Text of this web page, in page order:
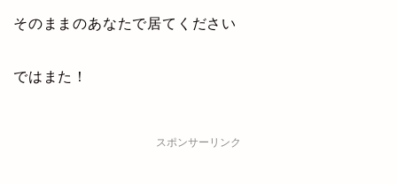
そのままのあなたで居てください
ではまた！
スポンサーリンク